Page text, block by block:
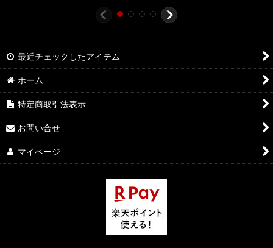
最近チェックしたアイテム
ホーム
特定商取引法表示
お問い合せ
マイページ